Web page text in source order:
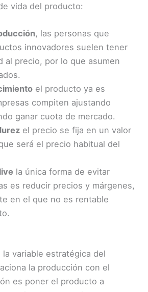
vida del producto:
, las personas que
innovadores suelen tener
al precio, por lo que asumen
el producto ya es
compiten ajustando
ganar cuota de mercado.
el precio se fija en un valor
será el precio habitual del
la única forma de evitar
es reducir precios y márgenes,
en el que no es rentable
variable estratégica del
la producción con el
es poner el producto a